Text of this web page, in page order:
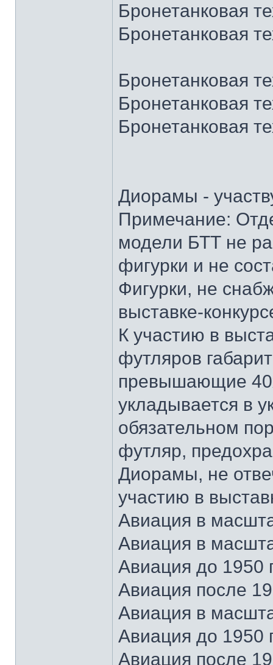
Бронетанковая
Бронетанковая
Бронетанковая
Бронетанковая
Бронетанковая
Диорамы -
Примечание:
модели БТТ не
фигурки и не
Фигурки, не
выставке-
К участию в
футляров
превышающие
укладывается в
обязательном
футляр,
Диорамы, не
участию в
Авиация в
Авиация в
Авиация до 1950
Авиация после
Авиация в
Авиация до 1950
Авиация после